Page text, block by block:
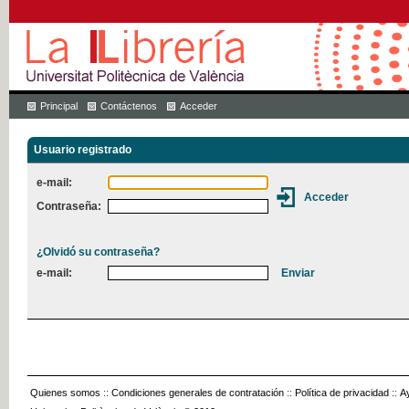
Principal Contáctenos Acceder
Usuario registrado
e-mail:
Contraseña:
¿Olvidó su contraseña?
e-mail:
Quienes somos :: Condiciones generales de contratación :: Política de privacidad ::